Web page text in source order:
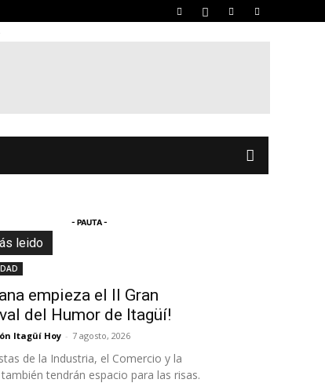
- PAUTA -
leidoTodo
empieza el II Gran
del Humor de Itagüí!
Itagüí Hoy - 7 agosto, 2026
de la Industria, el Comercio y la
tendrán espacio para las risas.